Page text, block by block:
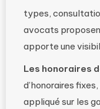
types,
avocats
apporte une
Les honoraires
d’honoraires
appliqué sur les